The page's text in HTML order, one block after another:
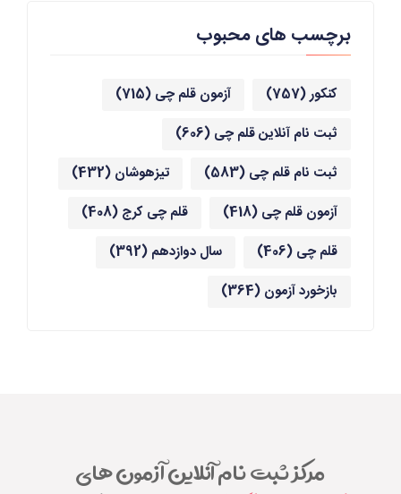
برچسب های محبوب
کنکور(757) آزمون قلم چی (715)
ثبت نام آنلاین قلم چی (606)
ثبت نام قلم چی (583) تیزهوشان(432)
آزمون قلم چی (418) قلم چی کرج (408)
قلم چی (406) سال دوازدهم(392)
بازخورد آزمون(364)
مرکز ثبت نام آنلاین آزمون های